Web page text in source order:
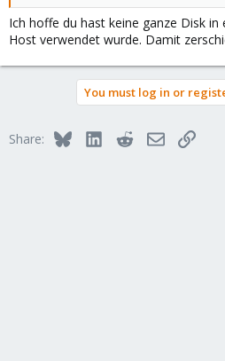
Ich hoffe du hast keine ganze Disk
Host verwendet wurde. Damit
You must log in or
Share: BlueskyLinkedInRedditEmailLink